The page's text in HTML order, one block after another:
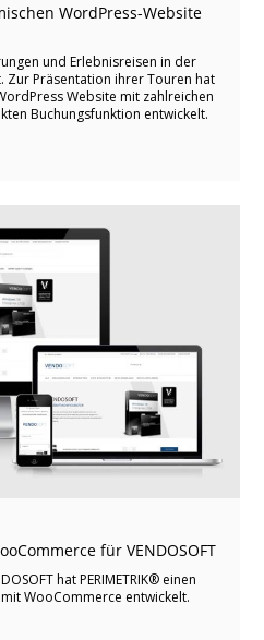
WordPress-Website
und Erlebnisreisen in der
Zur Präsentation ihrer Touren hat
Website mit zahlreichen
Buchungsfunktion entwickelt.
für VENDOSOFT
hat PERIMETRIK® einen
WooCommerce entwickelt.